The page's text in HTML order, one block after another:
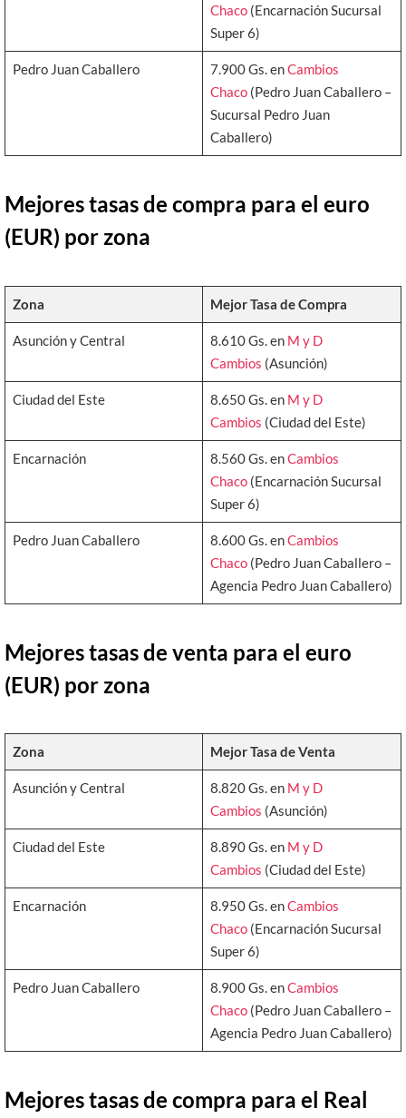
Chaco(Encarnación Sucursal
Super 6)
Pedro Juan Caballero 7.900 Gs. enCambios
Chaco(Pedro Juan Caballero –
Sucursal Pedro Juan
Caballero)
Mejores tasas de compra para el euro
(EUR) por zona
Zona Mejor Tasa de Compra
Asunción y Central 8.610 Gs. en M y D
Cambios (Asunción)
Ciudad del Este 8.650 Gs. en M y D
Cambios (Ciudad del Este)
Encarnación 8.560 Gs. enCambios
Chaco(Encarnación Sucursal
Super 6)
Pedro Juan Caballero 8.600 Gs. enCambios
Chaco(Pedro Juan Caballero –
Agencia Pedro Juan Caballero)
Mejores tasas de venta para el euro
(EUR) por zona
Zona Mejor Tasa de Venta
Asunción y Central 8.820 Gs. en M y D
Cambios (Asunción)
Ciudad del Este 8.890 Gs. en M y D
Cambios (Ciudad del Este)
Encarnación 8.950 Gs. enCambios
Chaco(Encarnación Sucursal
Super 6)
Pedro Juan Caballero 8.900 Gs. enCambios
Chaco(Pedro Juan Caballero –
Agencia Pedro Juan Caballero)
Mejores tasas de compra para el Real